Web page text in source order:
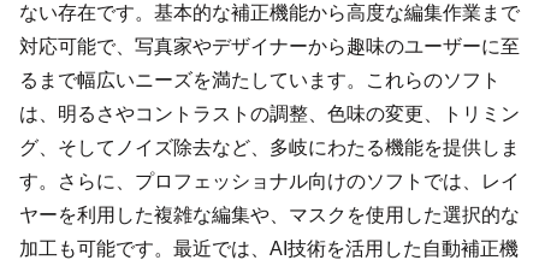
ない存在です。基本的な補正機能から高度な編集作業まで
対応可能で、写真家やデザイナーから趣味のユーザーに至
るまで幅広いニーズを満たしています。これらのソフト
は、明るさやコントラストの調整、色味の変更、トリミン
グ、そしてノイズ除去など、多岐にわたる機能を提供しま
す。さらに、プロフェッショナル向けのソフトでは、レイ
ヤーを利用した複雑な編集や、マスクを使用した選択的な
加工も可能です。最近では、AI技術を活用した自動補正機